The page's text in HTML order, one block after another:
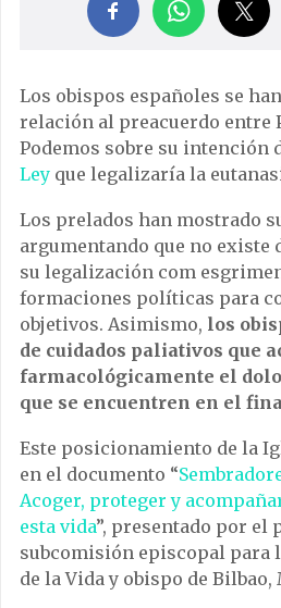
Los obispos españoles se
relación al preacuerdo entre
Podemos sobre su intención
Ley que legalizaría la
Los prelados han mostrado
argumentando que no existe
su legalización com
formaciones políticas para
objetivos. Asimismo, los
de cuidados paliativos que
farmacológicamente el
que se encuentren en el
Este posicionamiento de la
en el documento “
Acoger, proteger y
esta vida”, presentado por el
subcomisión episcopal para
de la Vida y obispo de Bilbao,